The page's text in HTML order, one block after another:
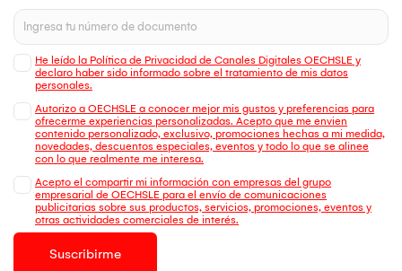
He leído la Política de Privacidad de Canales Digitales OECHSLE y
declaro haber sido informado sobre el tratamiento de mis datos
personales.
Autorizo a OECHSLE a conocer mejor mis gustos y preferencias para
ofrecerme experiencias personalizadas. Acepto que me envien
contenido personalizado, exclusivo, promociones hechas a mi medida,
novedades, descuentos especiales, eventos y todo lo que se alinee
con lo que realmente me interesa.
Acepto el compartir mi información con empresas del grupo
empresarial de OECHSLE para el envío de comunicaciones
publicitarias sobre sus productos, servicios, promociones, eventos y
otras actividades comerciales de interés.
Suscribirme